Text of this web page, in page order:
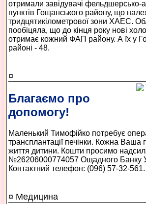
отримали завідувачі фельдшерсько-
пунктів Гощанського району, що
тридцятикілометрової зони ХАЕС.
пообіцяла, що до кінця року нові
отримає кожний ФАП району. А їх у
районі - 48.
¤
Благаємо про
допомогу!
Маленький Тимофійко потребує
трансплантації печінки. Кожна Ваша
життя дитини. Кошти просимо
№26206000774057 Ощадного Банку
Контактний телефон: (096) 57-32-561.
¤ Медицина